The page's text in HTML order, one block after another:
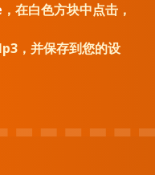
，在白色方块中点击，
，并保存到您的设